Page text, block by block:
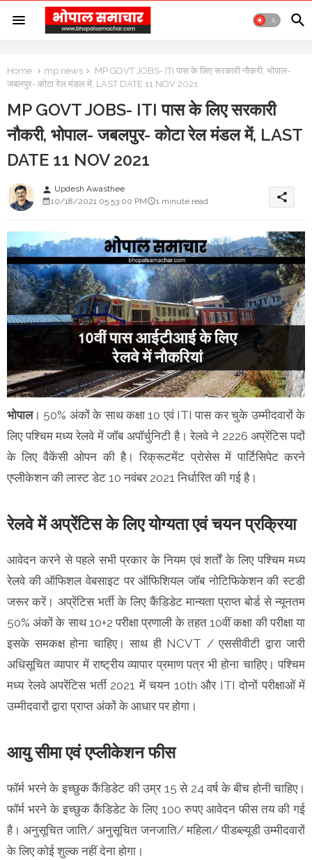
Home mp news
MP GOVT JOBS- ITI पास के लिए सरकारी नौकरी, भोपाल-
जबलपुर- कोटा रेल मंडल में, LAST DATE 11 NOV 2021
MP GOVT JOBS- ITI पास के लिए सरकारी
नौकरी, भोपाल- जबलपुर- कोटा रेल मंडल में, LAST
DATE 11 NOV 2021
person Updesh Awasthee
10/18/2021 05:53:00 PM
1 minute read share
भोपाल। 50% अंकों के साथ कक्षा 10 एवं ITI पास कर चुके उम्मीदवारों के
लिए पश्चिम मध्य रेलवे में जॉब अपॉर्चुनिटी है। रेलवे ने 2226 अप्रेंटिस पदों
के लिए वैकेंसी ओपन की है। रिक्रूटमेंट प्रोसेस में पार्टिसिपेट करने
एप्लीकेशन की लास्ट डेट 10 नवंबर 2021 निर्धारित की गई है।
रेलवे में अप्रेंटिस के लिए योग्यता एवं चयन प्रक्रिया
आवेदन करने से पहले सभी प्रकार के नियम एवं शर्तों के लिए पश्चिम मध्य
रेलवे की ऑफिशल वेबसाइट पर ऑफिशियल जॉब नोटिफिकेशन की स्टडी
जरूर करें। अप्रेंटिस भर्ती के लिए कैंडिडेट मान्यता प्राप्त बोर्ड से न्यूनतम
50% अंकों के साथ 10+2 परीक्षा प्रणाली के तहत 10वीं कक्षा की परीक्षा या
इसके समकक्ष होना चाहिए। साथ ही NCVT / एससीवीटी द्वारा जारी
अधिसूचित व्यापार में राष्ट्रीय व्यापार प्रमाण पत्र भी होना चाहिए। पश्चिम
मध्य रेलवे अपरेंटिस भर्ती 2021 में चयन 10th और ITI दोनों परीक्षाओं में
उम्मीदवारों द्वारा प्राप्त अंकों के आधार पर होगा।
आयु सीमा एवं एप्लीकेशन फीस
फॉर्म भरने के इच्छुक कैंडिडेट की उम्र 15 से 24 वर्ष के बीच होनी चाहिए।
फॉर्म भरने के इच्छुक कैंडिडेट के लिए 100 रुपए आवेदन फीस तय की गई
है। अनुसूचित जाति/ अनुसूचित जनजाति/ महिला/ पीडब्ल्यूडी उम्मीदवारों
के लिए कोई शुल्क नहीं देना होगा।